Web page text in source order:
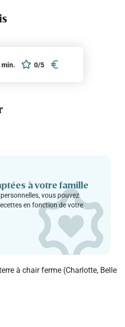
min. 0/5
à votre famille
vous pouvez
en fonction de votre
à chair ferme (Charlotte, Belle